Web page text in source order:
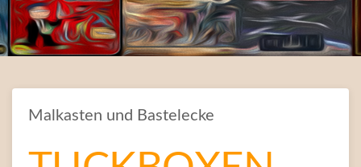
Malkasten und Bastelecke